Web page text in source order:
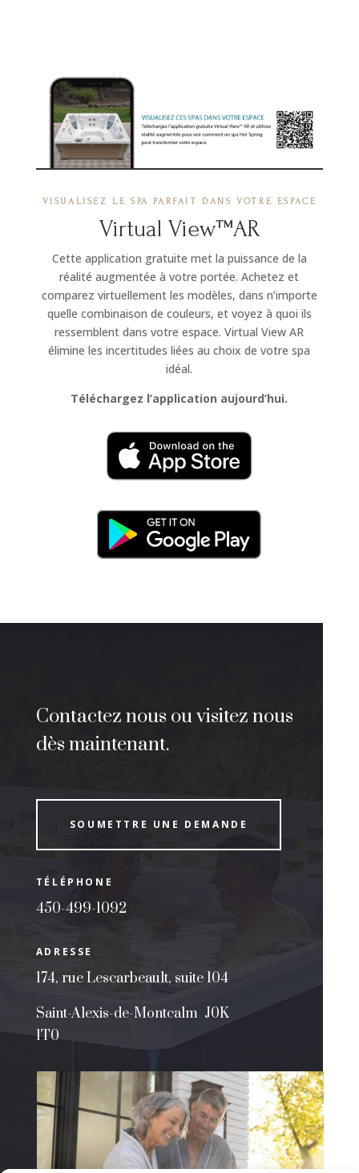
VISUALISEZ LE SPA PARFAIT DANS VOTRE ESPACE
Virtual View™AR
Cette application gratuite met la puissance de la
réalité augmentée à votre portée. Achetez et
comparez virtuellement les modèles, dans n’importe
quelle combinaison de couleurs, et voyez à quoi ils
ressemblent dans votre espace. Virtual View AR
élimine les incertitudes liées au choix de votre spa
idéal.
Téléchargez l’application aujourd’hui.
Contactez nous ou visitez nous
dès maintenant.
SOUMETTRE UNE DEMANDE
TÉLÉPHONE
450-499-1092
ADRESSE
174, rue Lescarbeault, suite 104
Saint-Alexis-de-Montcalm J0K
1T0